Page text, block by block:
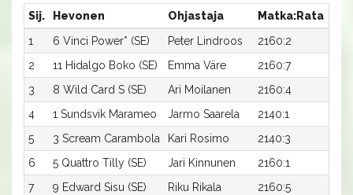
Sij. Hevonen Ohjastaja Matka:Rata
1
6 Vinci Power* (SE) Peter Lindroos 2160:2
2
11 Hidalgo Boko (SE) Emma Väre 2160:7
3
8 Wild Card S (SE) Ari Moilanen 2160:4
4
1 Sundsvik Marameo Jarmo Saarela 2140:1
5
3 Scream Carambola Kari Rosimo 2140:3
6
5 Quattro Tilly (SE) Jari Kinnunen 2160:1
7
9 Edward Sisu (SE) Riku Rikala 2160:5